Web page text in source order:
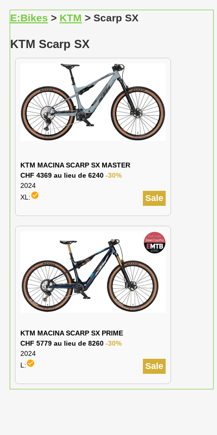
E:Bikes > KTM > Scarp SX
KTM Scarp SX
KTM MACINA SCARP SX MASTER
CHF 4369 au lieu de 6240 -30%
2024
Sale
XL:check_circle
KTM MACINA SCARP SX PRIME
CHF 5779 au lieu de 8260 -30%
2024
Sale
L:check_circle